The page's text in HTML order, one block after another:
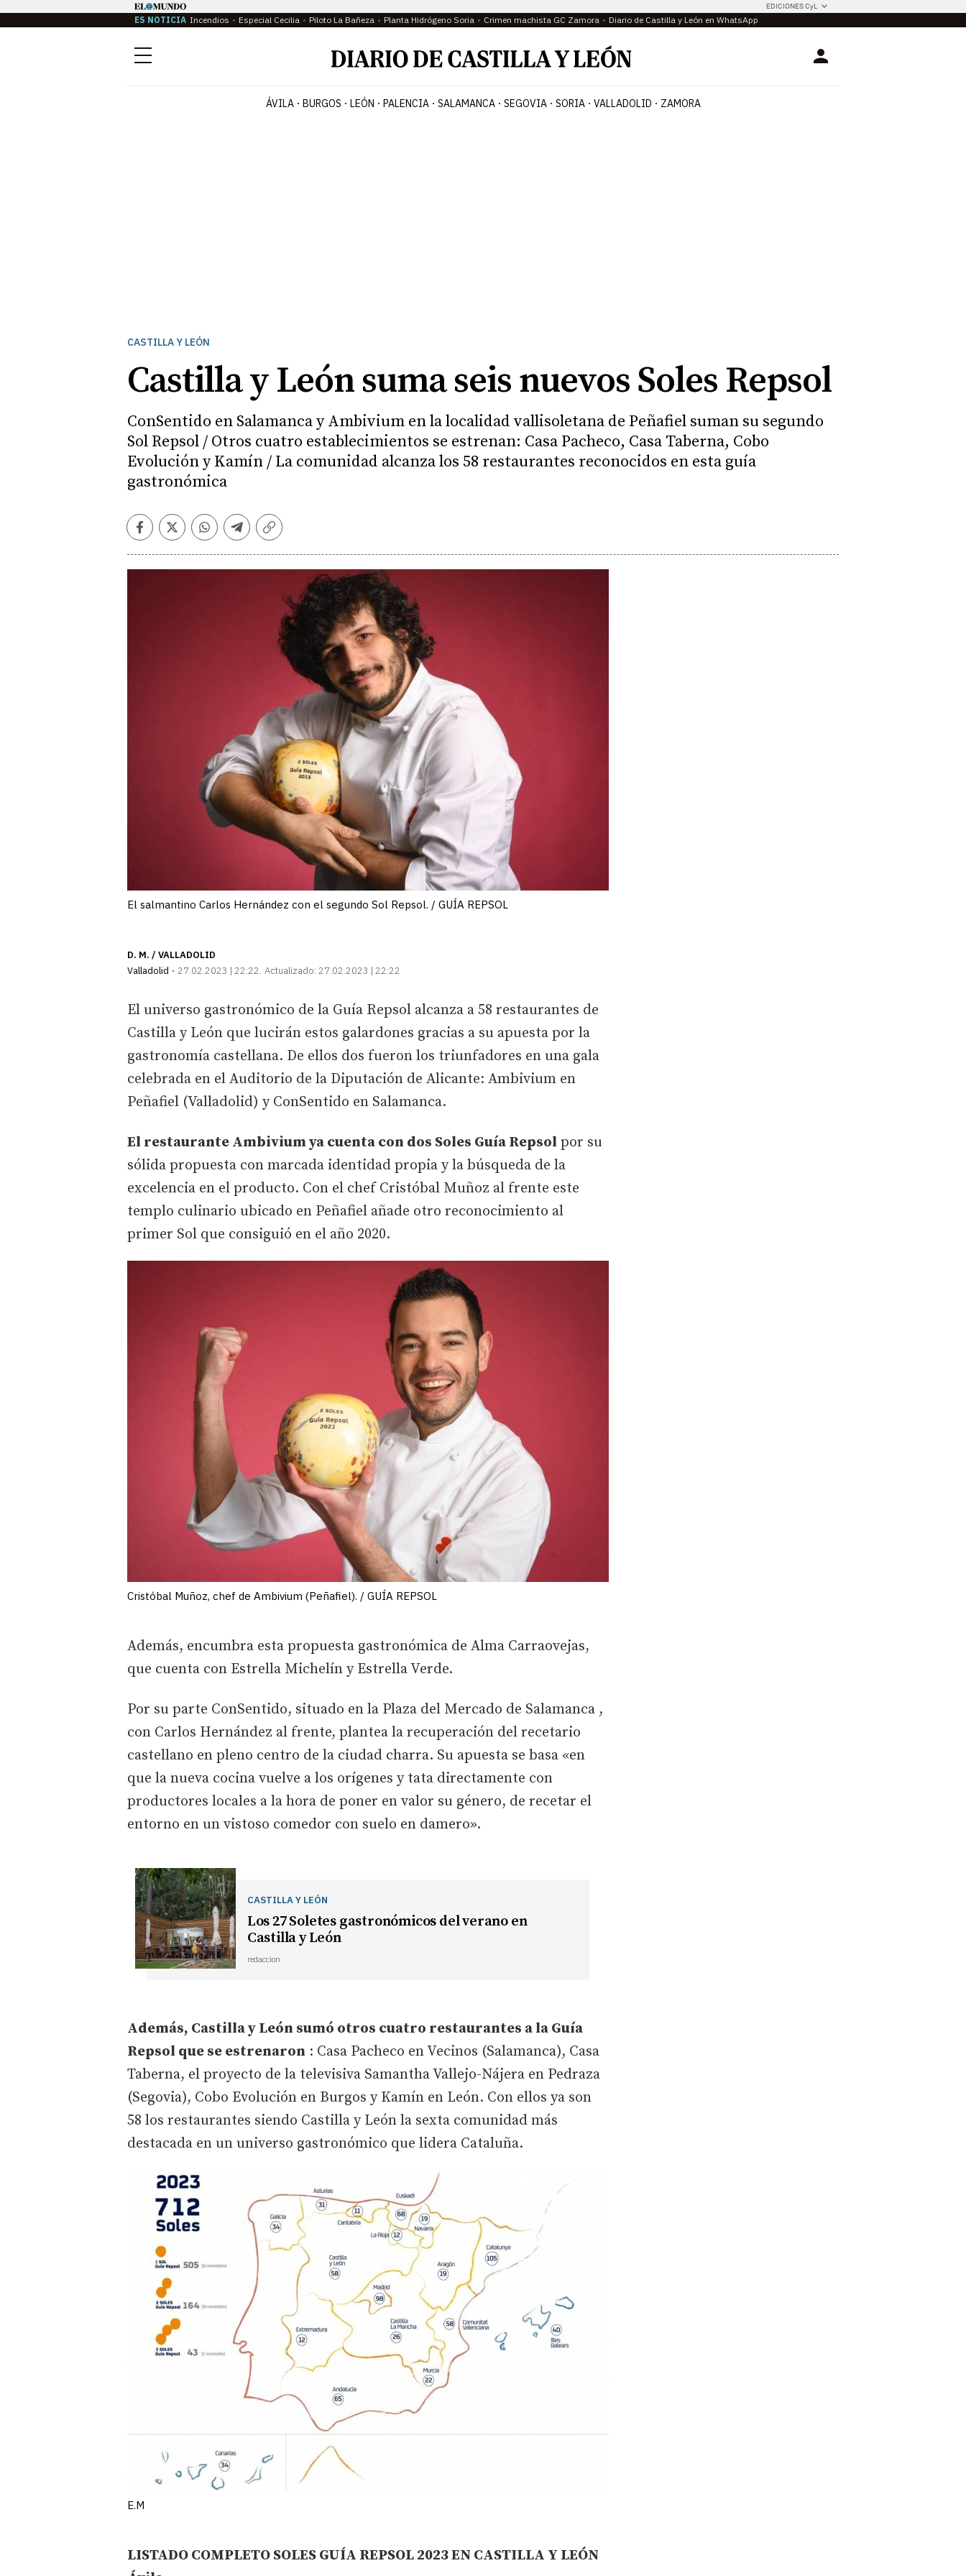
EDICIONES CyL
ES NOTICIA Incendios Especial Cecilia Piloto La Bañeza Planta Hidrógeno Soria Crimen machista GC Zamora Diario de Castilla y León en WhatsApp
Menú Login
ÁVILA BURGOS LEÓN PALENCIA SALAMANCA SEGOVIA SORIA VALLADOLID ZAMORA
CASTILLA Y LEÓN
Castilla y León suma seis nuevos Soles Repsol
ConSentido en Salamanca y Ambivium en la localidad vallisoletana de Peñafiel suman su segundo
Sol Repsol / Otros cuatro establecimientos se estrenan: Casa Pacheco, Casa Taberna, Cobo
Evolución y Kamín / La comunidad alcanza los 58 restaurantes reconocidos en esta guía
gastronómica
Facebook
TwitterWhatsapp
Telegram
Copiar
El salmantino Carlos Hernández con el segundo Sol Repsol. / GUÍA REPSOL
D. M. / VALLADOLID
Valladolid
27.02.2023 | 22:22 Actualizado: 27.02.2023 | 22:22
El universo gastronómico de la Guía Repsol alcanza a 58 restaurantes de
Castilla y León que lucirán estos galardones gracias a su apuesta por la
gastronomía castellana. De ellos dos fueron los triunfadores en una gala
celebrada en el Auditorio de la Diputación de Alicante: Ambivium en
Peñafiel (Valladolid) y ConSentido en Salamanca.
El restaurante Ambivium ya cuenta con dos Soles Guía Repsol por su
sólida propuesta con marcada identidad propia y la búsqueda de la
excelencia en el producto. Con el chef Cristóbal Muñoz al frente este
templo culinario ubicado en Peñafiel añade otro reconocimiento al
primer Sol que consiguió en el año 2020.
Cristóbal Muñoz, chef de Ambivium (Peñafiel). / GUÍA REPSOL
Además, encumbra esta propuesta gastronómica de Alma Carraovejas,
que cuenta con Estrella Michelín y Estrella Verde.
Por su parte ConSentido, situado en la Plaza del Mercado de Salamanca ,
con Carlos Hernández al frente, plantea la recuperación del recetario
castellano en pleno centro de la ciudad charra. Su apuesta se basa «en
que la nueva cocina vuelve a los orígenes y tata directamente con
productores locales a la hora de poner en valor su género, de recetar el
entorno en un vistoso comedor con suelo en damero».
CASTILLA Y LEÓN
Los 27 Soletes gastronómicos del verano en
Castilla y León
redaccion
Además, Castilla y León sumó otros cuatro restaurantes a la Guía
Repsol que se estrenaron : Casa Pacheco en Vecinos (Salamanca), Casa
Taberna, el proyecto de la televisiva Samantha Vallejo-Nájera en Pedraza
(Segovia), Cobo Evolución en Burgos y Kamín en León. Con ellos ya son
58 los restaurantes siendo Castilla y León la sexta comunidad más
destacada en un universo gastronómico que lidera Cataluña.
E.M
LISTADO COMPLETO SOLES GUÍA REPSOL 2023 EN CASTILLA Y LEÓN